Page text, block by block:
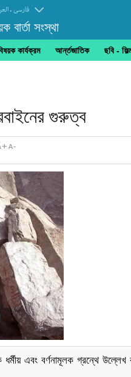
.فارسی
সংস্থা
কার্যক্রম আর্ন্তজাতিক ছবি‎ -
গুরুত্ব
এবং বর্ণনামূলক গ্রন্থে